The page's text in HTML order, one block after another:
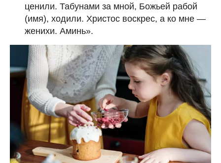
ценили. Табунами за мной, Божьей рабой
(имя), ходили. Христос воскрес, а ко мне —
женихи. Аминь».